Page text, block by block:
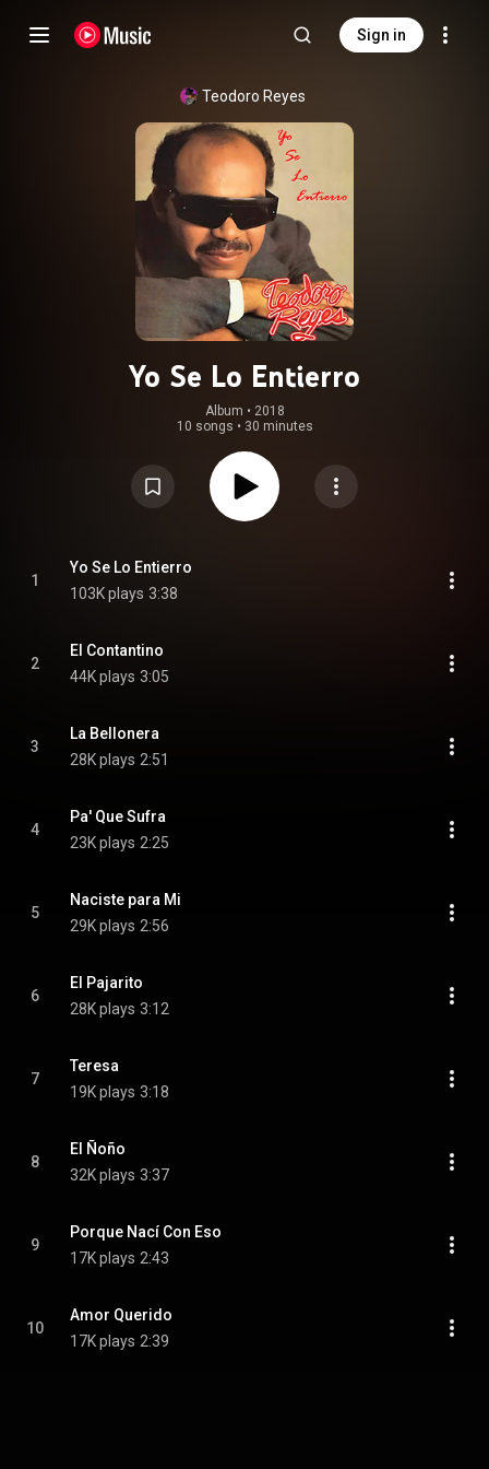
Sign in
Teodoro Reyes
Yo Se Lo Entierro
Album • 2018
10 songs • 30 minutes
1
Yo Se Lo Entierro
103K plays 3:38
2
El Contantino
44K plays 3:05
3
La Bellonera
28K plays 2:51
4
Pa' Que Sufra
23K plays 2:25
5
Naciste para Mi
29K plays 2:56
6
El Pajarito
28K plays 3:12
7
Teresa
19K plays 3:18
8
El Ñoño
32K plays 3:37
9
Porque Nací Con Eso
17K plays 2:43
10
Amor Querido
17K plays 2:39